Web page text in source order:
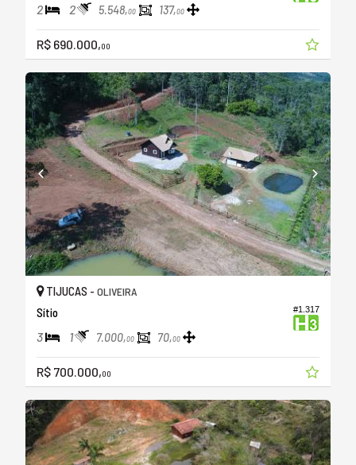
2 2 5.548,00 137,00
R$ 690.000,00
#1.317
TIJUCAS - OLIVEIRA
Sítio
3 1 7.000,00 70,00
R$ 700.000,00